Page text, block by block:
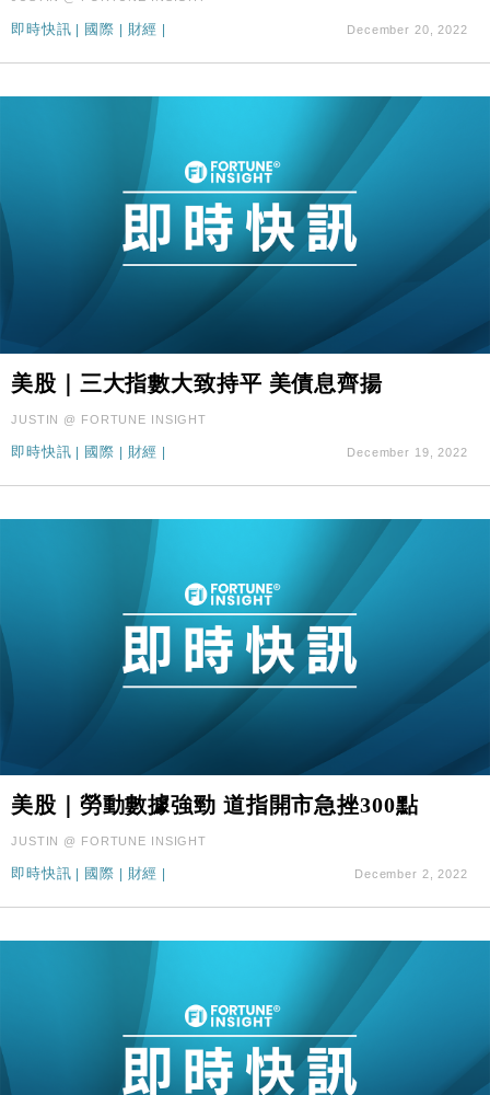
即時快訊 國際 財經 December 20, 2022
美股｜三大指數大致持平 美債息齊揚
JUSTIN @ FORTUNE INSIGHT
即時快訊 | 國際 | 財經 | December 19, 2022
美股｜勞動數據強勁 道指開市急挫300點
JUSTIN @ FORTUNE INSIGHT
即時快訊 | 國際 | 財經 | December 2, 2022